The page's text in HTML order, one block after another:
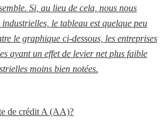
Si, au lieu de cela, nous nous
le tableau est quelque peu
le graphique ci-dessous, les entreprises
ayant un effet de levier net plus faible
moins bien notées.